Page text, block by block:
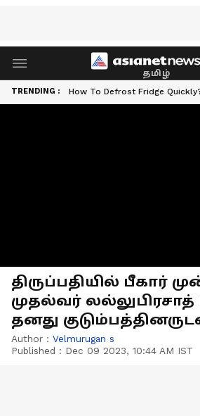
தமிழ்
TRENDING : How To Defrost Fridge
திருப்பதியில் பீகார்
முதல்வர்
தனது
வழிபாடு
Author : Velmurugan s
Published : Dec 09 2023, 10:44 AM IST